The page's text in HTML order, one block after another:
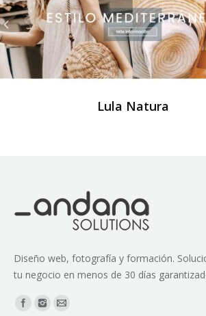
Lula Natura
Diseño web, fotografía y formación.
tu negocio en menos de 30 días
Encuéntranos en: